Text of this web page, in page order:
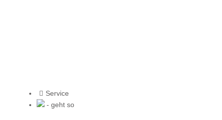
Service
- geht so